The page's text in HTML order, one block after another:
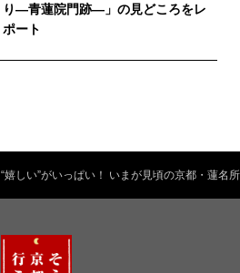
り—青蓮院門跡—」の見どころをレ
ポート
“嬉しい”がいっぱい！ いまが見頃の京都・蓮名